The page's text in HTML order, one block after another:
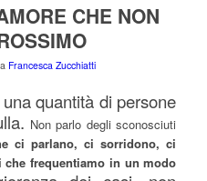
CHE NON
Francesca Zucchiatti
quantità di persone
Non parlo degli sconosciuti
ci parlano, ci sorridono, ci
frequentiamo in un modo